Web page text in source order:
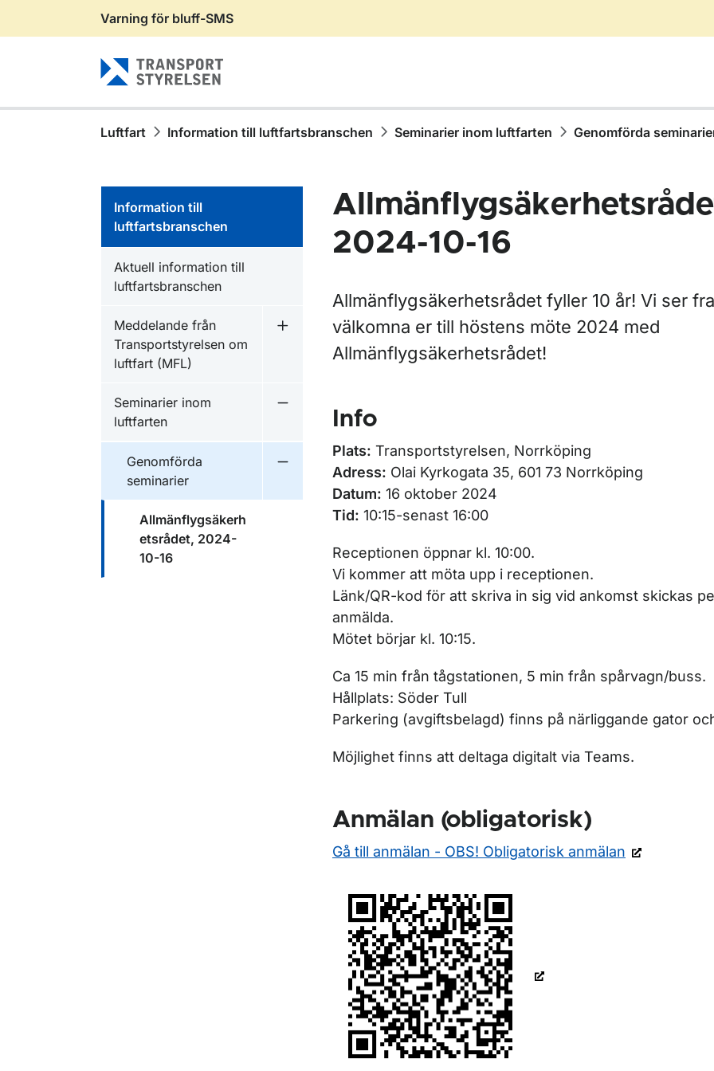
Gå till sidans innehåll
Varning för bluff-SMS
Luftfart Information till luftfartsbranschen Seminarier inom luftfarten Genomförda
Information till
luftfartsbranschen
Aktuell information till
luftfartsbranschen
Meddelande från
Transportstyrelsen om
luftfart (MFL)
Undermeny för Meddelande från Transportstyrelsen om luftfart (MFL)
Seminarier inom
luftfarten
Undermeny för Seminarier inom luftfarten
Genomförda
seminarier
Undermeny för Genomförda seminarier
Allmänflygsäkerh
etsrådet, 2024-
10-16
2024-10-16
Allmänflygsäkerhetsrådet fyller 10 år! Vi ser
välkomna er till höstens möte 2024 med
Allmänflygsäkerhetsrådet!
Info
Plats: Transportstyrelsen, Norrköping
Adress: Olai Kyrkogata 35, 601 73 Norrköping
Datum: 16 oktober 2024
Tid: 10:15-senast 16:00
Receptionen öppnar kl. 10:00.
Vi kommer att möta upp i receptionen.
Länk/QR-kod för att skriva in sig vid ankomst skickas
anmälda.
Mötet börjar kl. 10:15.
Ca 15 min från tågstationen, 5 min från spårvagn/buss.
Hållplats: Söder Tull
Parkering (avgiftsbelagd) finns på närliggande gator
Möjlighet finns att deltaga digitalt via Teams.
Anmälan (obligatorisk)
Gå till anmälan - OBS! Obligatorisk anmälan